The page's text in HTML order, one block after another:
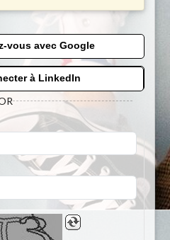
vous avec Google
à LinkedIn